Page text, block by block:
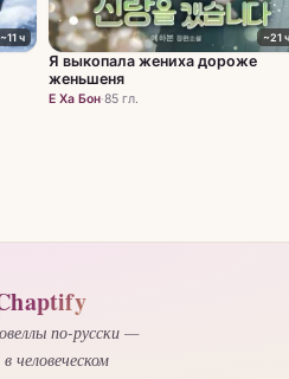
~11 ч ~21
Я выкопала жениха дороже
женьшеня
Е Ха Бон·85 гл.
по-русски —
человеческом